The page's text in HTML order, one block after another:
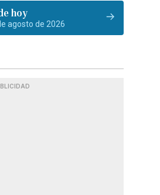
hoy
agosto de 2026